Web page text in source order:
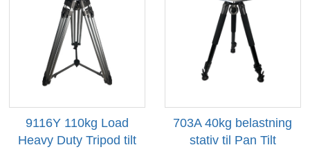
9116Y 110kg Load
Heavy Duty Tripod tilt
703A 40kg belastning
stativ til Pan Tilt